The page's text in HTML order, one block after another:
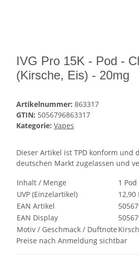
IVG Pro 15K - Pod -
(Kirsche, Eis) - 20mg
Artikelnummer: 863317
GTIN: 5056796863317
Kategorie: Vapes
Dieser Artikel ist TPD konform und
deutschen Markt zugelassen und
Inhalt / Menge
1 Pod
UVP (Einzelartikel)
12,90
EAN Artikel
EAN Display
Motiv / Geschmack / Duftnote
Preise nach Anmeldung sichtbar